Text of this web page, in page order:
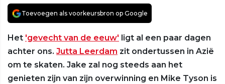
Toevoegen als voorkeursbron op Google
Het 'gevecht van de eeuw' ligt al een paar dagen
achter ons. Jutta Leerdam zit ondertussen in Azië
om te skaten. Jake zal nog steeds aan het
genieten zijn van zijn overwinning en Mike Tyson is